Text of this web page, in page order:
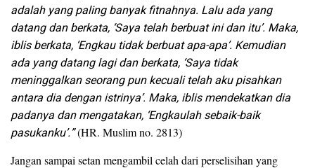
adalah yang paling banyak fitnahnya. Lalu ada yang
datang dan berkata, ‘Saya telah berbuat ini dan itu’. Maka,
iblis berkata, ‘Engkau tidak berbuat apa-apa’. Kemudian
ada yang datang lagi dan berkata, ‘Saya tidak
meninggalkan seorang pun kecuali telah aku pisahkan
antara dia dengan istrinya’. Maka, iblis mendekatkan dia
padanya dan mengatakan, ‘Engkaulah sebaik-baik
pasukanku’.”(HR. Muslim no. 2813)
Jangan sampai setan mengambil celah dari perselisihan yang